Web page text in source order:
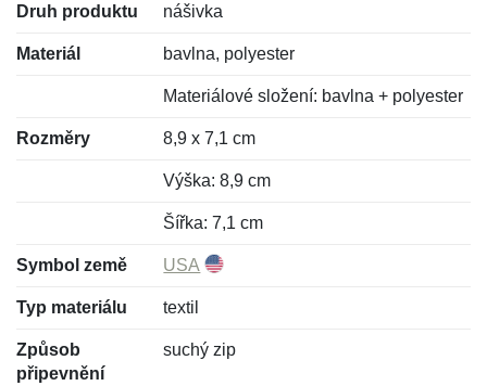
Druh produktu nášivka
Materiál bavlna, polyester
Materiálové složení: bavlna + polyester
Rozměry 8,9 x 7,1 cm
Výška: 8,9 cm
Šířka: 7,1 cm
Symbol země USA
Typ materiálu textil
Způsob
připevnění
suchý zip